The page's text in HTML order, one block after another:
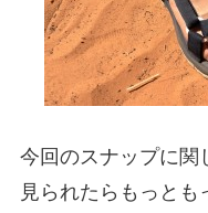
今回のスナップに関
見られたらもっとも